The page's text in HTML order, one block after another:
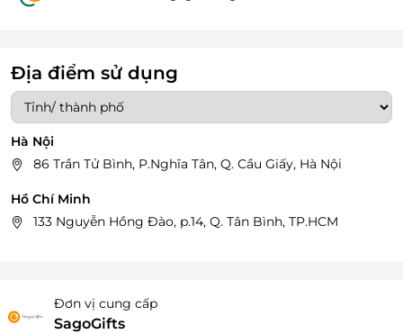
Địa điểm sử dụng
Hà Nội
86 Trần Tử Bình, P.Nghĩa Tân, Q. Cầu Giấy, Hà Nội
Hồ Chí Minh
133 Nguyễn Hồng Đào, p.14, Q. Tân Bình, TP.HCM
Đơn vị cung cấp
SagoGifts